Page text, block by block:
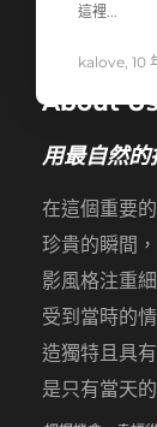
這裡...
kalove 10
About
用最自然的
在這個重要
珍貴的瞬間
影風格注重
受到當時的
造獨特且具
是只有當天